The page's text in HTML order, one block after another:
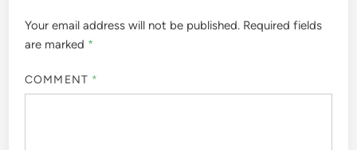
Your email address will not be published. Required fields
are marked *
COMMENT *